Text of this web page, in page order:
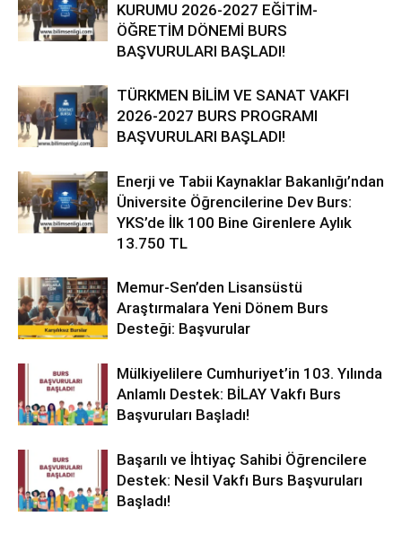
KURUMU 2026-2027 EĞİTİM-
ÖĞRETİM DÖNEMİ BURS
BAŞVURULARI BAŞLADI!
TÜRKMEN BİLİM VE SANAT VAKFI
2026-2027 BURS PROGRAMI
BAŞVURULARI BAŞLADI!
Enerji ve Tabii Kaynaklar Bakanlığı’ndan
Üniversite Öğrencilerine Dev Burs:
YKS’de İlk 100 Bine Girenlere Aylık
13.750 TL
Memur-Sen’den Lisansüstü
Araştırmalara Yeni Dönem Burs
Desteği: Başvurular
Mülkiyelilere Cumhuriyet’in 103. Yılında
Anlamlı Destek: BİLAY Vakfı Burs
Başvuruları Başladı!
Başarılı ve İhtiyaç Sahibi Öğrencilere
Destek: Nesil Vakfı Burs Başvuruları
Başladı!